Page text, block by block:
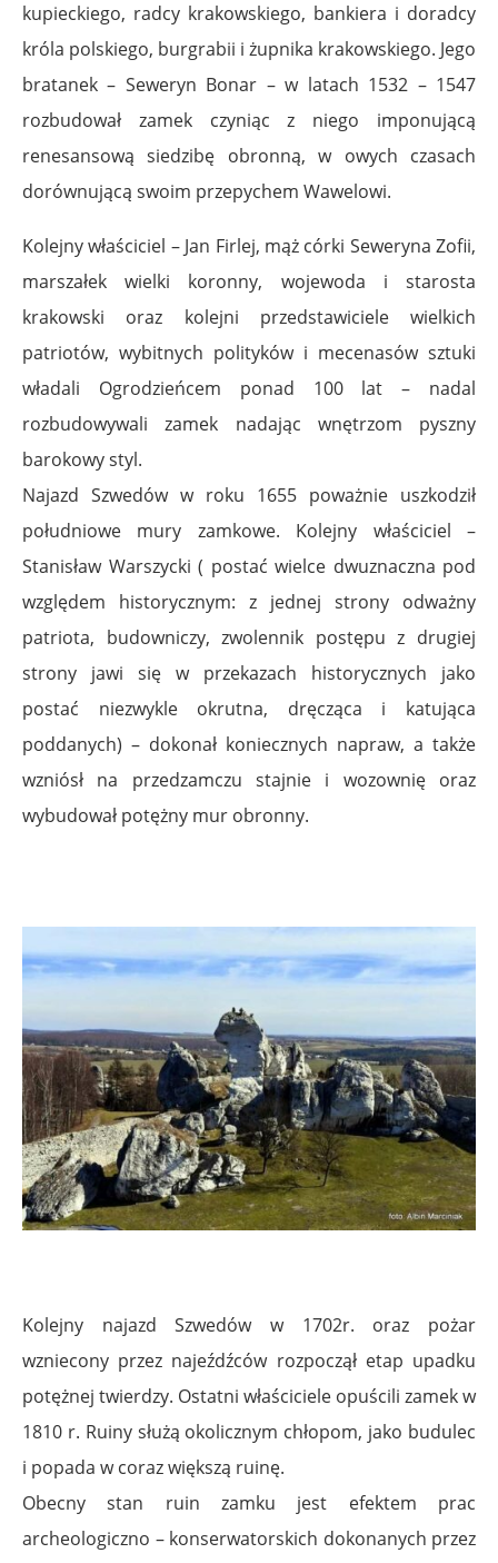
kupieckiego, radcy krakowskiego, bankiera i doradcy
króla polskiego, burgrabii i żupnika krakowskiego. Jego
bratanek – Seweryn Bonar – w latach 1532 – 1547
rozbudował zamek czyniąc z niego imponującą
renesansową siedzibę obronną, w owych czasach
dorównującą swoim przepychem Wawelowi.
Kolejny właściciel – Jan Firlej, mąż córki Seweryna Zofii,
marszałek wielki koronny, wojewoda i starosta
krakowski oraz kolejni przedstawiciele wielkich
patriotów, wybitnych polityków i mecenasów sztuki
władali Ogrodzieńcem ponad 100 lat – nadal
rozbudowywali zamek nadając wnętrzom pyszny
barokowy styl.
Najazd Szwedów w roku 1655 poważnie uszkodził
południowe mury zamkowe. Kolejny właściciel –
Stanisław Warszycki ( postać wielce dwuznaczna pod
względem historycznym: z jednej strony odważny
patriota, budowniczy, zwolennik postępu z drugiej
strony jawi się w przekazach historycznych jako
postać niezwykle okrutna, dręcząca i katująca
poddanych) – dokonał koniecznych napraw, a także
wzniósł na przedzamczu stajnie i wozownię oraz
wybudował potężny mur obronny.
Kolejny najazd Szwedów w 1702r. oraz pożar
wzniecony przez najeźdźców rozpoczął etap upadku
potężnej twierdzy. Ostatni właściciele opuścili zamek w
1810 r. Ruiny służą okolicznym chłopom, jako budulec
i popada w coraz większą ruinę.
Obecny stan ruin zamku jest efektem prac
archeologiczno – konserwatorskich dokonanych przez